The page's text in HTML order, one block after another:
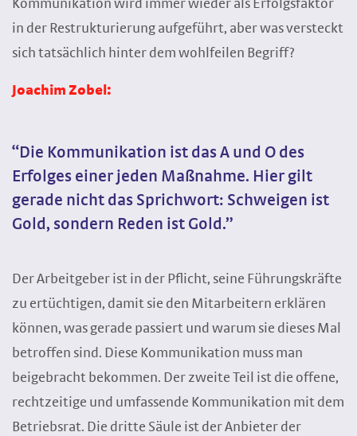
Kommunikation wird immer wieder als Erfolgsfaktor
in der Restrukturierung aufgeführt, aber was versteckt
sich tatsächlich hinter dem wohlfeilen Begriff?
Joachim Zobel:
“Die Kommunikation ist das A und O des
Erfolges einer jeden Maßnahme. Hier gilt
gerade nicht das Sprichwort: Schweigen ist
Gold, sondern Reden ist Gold.”
Der Arbeitgeber ist in der Pflicht, seine Führungskräfte
zu ertüchtigen, damit sie den Mitarbeitern erklären
können, was gerade passiert und warum sie dieses Mal
betroffen sind. Diese Kommunikation muss man
beigebracht bekommen. Der zweite Teil ist die offene,
rechtzeitige und umfassende Kommunikation mit dem
Betriebsrat. Die dritte Säule ist der Anbieter der